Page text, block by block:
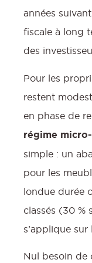
années
fiscale à long
des
Pour les
restent
en phase de
régime
simple : un
pour les
londue durée
classés (30 %
s’applique sur
Nul besoin de